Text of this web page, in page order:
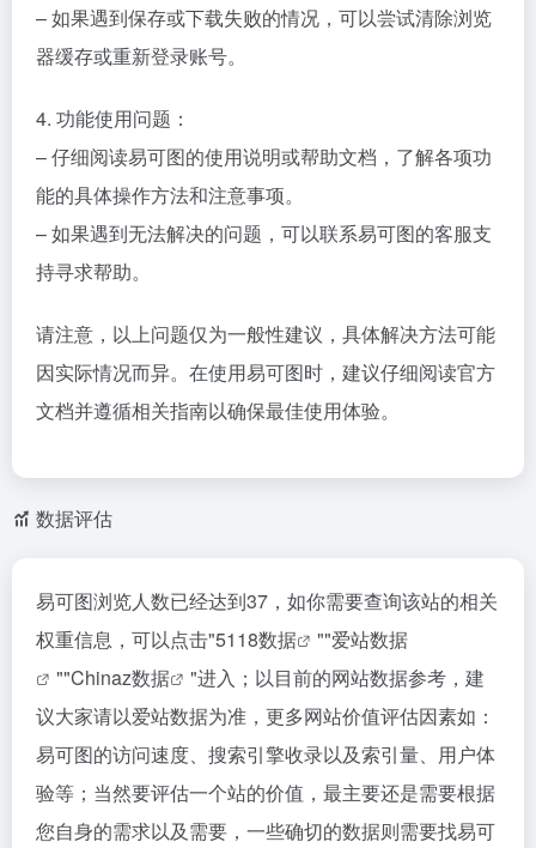
– 如果遇到保存或下载失败的情况，可以尝试清除浏览
器缓存或重新登录账号。
4. 功能使用问题：
– 仔细阅读易可图的使用说明或帮助文档，了解各项功
能的具体操作方法和注意事项。
– 如果遇到无法解决的问题，可以联系易可图的客服支
持寻求帮助。
请注意，以上问题仅为一般性建议，具体解决方法可能
因实际情况而异。在使用易可图时，建议仔细阅读官方
文档并遵循相关指南以确保最佳使用体验。
数据评估
易可图浏览人数已经达到37，如你需要查询该站的相关
权重信息，可以点击"5118数据 ""爱站数据
""Chinaz数据
"进入；以目前的网站数据参考，建
议大家请以爱站数据为准，更多网站价值评估因素如：
易可图的访问速度、搜索引擎收录以及索引量、用户体
验等；当然要评估一个站的价值，最主要还是需要根据
您自身的需求以及需要，一些确切的数据则需要找易可